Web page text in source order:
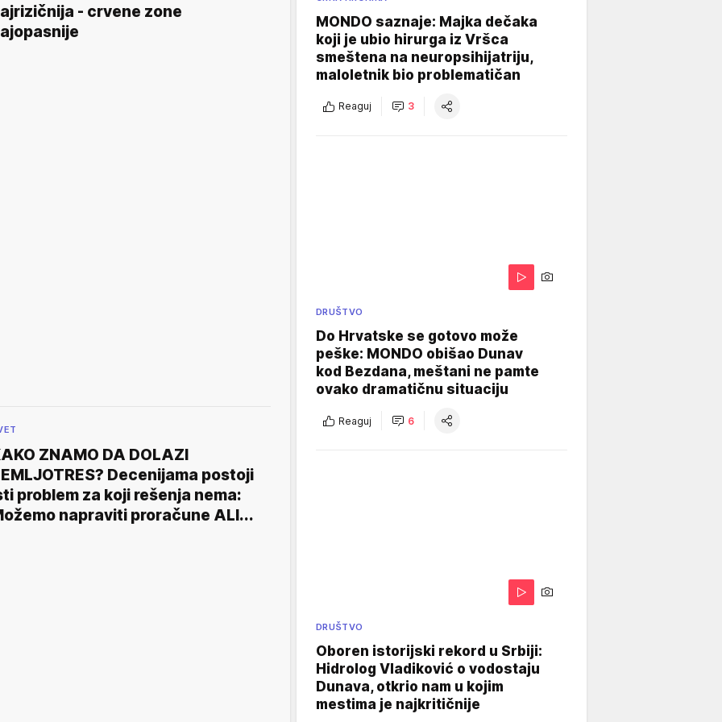
- crvene zone
ZNAMO DA DOLAZI
Decenijama postoji
problem za koji rešenja nema:
napraviti proračune ALI...
MONDO saznaje: Majka dečaka
koji je ubio hirurga iz Vršca
smeštena na neuropsihijatriju,
maloletnik bio problematičan
Reaguj 3
DRUŠTVO
Do Hrvatske se gotovo može
peške: MONDO obišao Dunav
kod Bezdana, meštani ne pamte
ovako dramatičnu situaciju
Reaguj 6
DRUŠTVO
Oboren istorijski rekord u Srbiji:
Hidrolog Vladiković o vodostaju
Dunava, otkrio nam u kojim
mestima je najkritičnije